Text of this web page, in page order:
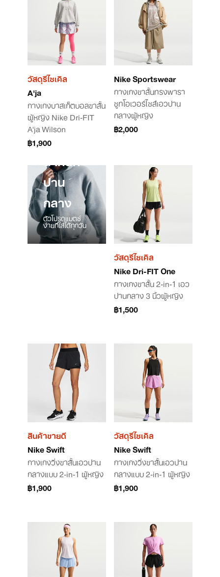
วัสดุรีไซเคิล
A'ja
กางเกงบาสเก็ตบอลขาสั้น
ผู้หญิง Nike Dri-FIT
A'ja Wilson
฿1,900
Nike Sportswear
กางเกงขาสั้นทรงพารา
ชูทโอเวอร์ไซส์เอวปาน
กลางผู้หญิง
฿2,000
น้ำหนัก
ปาน
กลาง
ตัวโปรดแมตช์
ง่ายที่ใส่ได้ทุกวัน
วัสดุรีไซเคิล
Nike Dri-FIT One
กางเกงขาสั้น 2-in-1 เอว
ปานกลาง 3 นิ้วผู้หญิง
฿1,500
สินค้าขายดี
Nike Swift
กางเกงวิ่งขาสั้นเอวปาน
กลางแบบ 2-in-1 ผู้หญิง
฿1,900
วัสดุรีไซเคิล
Nike Swift
กางเกงวิ่งขาสั้นเอวปาน
กลางแบบ 2-in-1 ผู้หญิง
฿1,900